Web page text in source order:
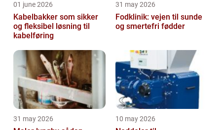
01 june 2026
Kabelbakker som sikker
og fleksibel løsning til
kabelføring
31 may 2026
Fodklinik: vejen til sunde
og smertefri fødder
31 may 2026 10 may 2026